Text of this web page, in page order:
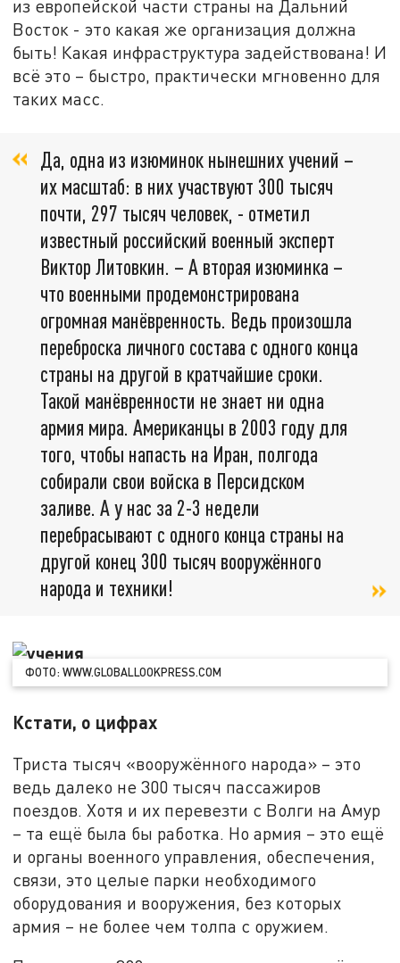
из европейской части страны на Дальний
Восток - это какая же организация должна
быть! Какая инфраструктура задействована! И
всё это – быстро, практически мгновенно для
таких масс.
Да, одна из изюминок нынешних учений –
их масштаб: в них участвуют 300 тысяч
почти, 297 тысяч человек, - отметил
известный российский военный эксперт
Виктор Литовкин. – А вторая изюминка –
что военными продемонстрирована
огромная манёвренность. Ведь произошла
переброска личного состава с одного конца
страны на другой в кратчайшие сроки.
Такой манёвренности не знает ни одна
армия мира. Американцы в 2003 году для
того, чтобы напасть на Иран, полгода
собирали свои войска в Персидском
заливе. А у нас за 2-3 недели
перебрасывают с одного конца страны на
другой конец 300 тысяч вооружённого
народа и техники!
ФОТО: WWW.GLOBALLOOKPRESS.COM
Кстати, о цифрах
Триста тысяч «вооружённого народа» – это
ведь далеко не 300 тысяч пассажиров
поездов. Хотя и их перевезти с Волги на Амур
– та ещё была бы работка. Но армия – это ещё
и органы военного управления, обеспечения,
связи, это целые парки необходимого
оборудования и вооружения, без которых
армия – не более чем толпа с оружием.